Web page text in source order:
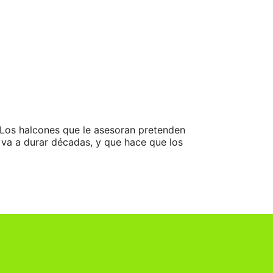
halcones que le asesoran pretenden
a durar décadas, y que hace que los